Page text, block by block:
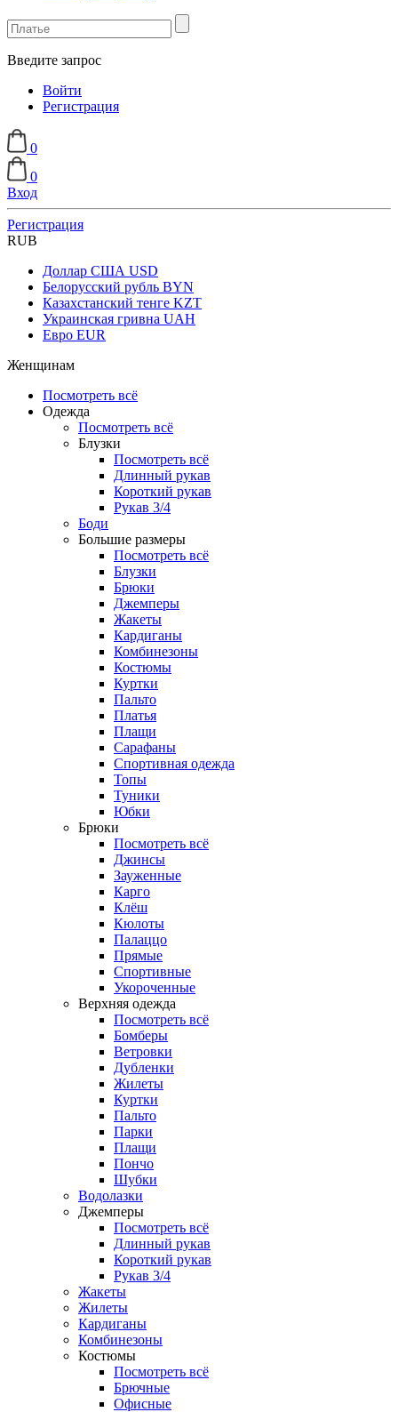
Введите запрос
Войти
Регистрация
0
0
Вход
Регистрация
RUB
Доллар США USD
Белорусский рубль BYN
Казахстанский тенге KZT
Украинская гривна UAH
Евро EUR
Женщинам
Посмотреть всё
Одежда
Посмотреть всё
Блузки
Посмотреть всё
Длинный рукав
Короткий рукав
Рукав 3/4
Боди
Большие размеры
Посмотреть всё
Блузки
Брюки
Джемперы
Жакеты
Кардиганы
Комбинезоны
Костюмы
Куртки
Пальто
Платья
Плащи
Сарафаны
Спортивная одежда
Топы
Туники
Юбки
Брюки
Посмотреть всё
Джинсы
Зауженные
Карго
Клёш
Кюлоты
Палаццо
Прямые
Спортивные
Укороченные
Верхняя одежда
Посмотреть всё
Бомберы
Ветровки
Дубленки
Жилеты
Куртки
Пальто
Парки
Плащи
Пончо
Шубки
Водолазки
Джемперы
Посмотреть всё
Длинный рукав
Короткий рукав
Рукав 3/4
Жакеты
Жилеты
Кардиганы
Комбинезоны
Костюмы
Посмотреть всё
Брючные
Офисные